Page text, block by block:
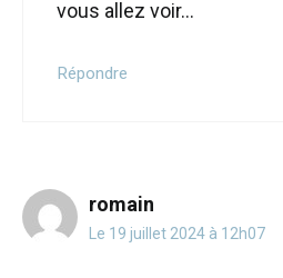
vous allez voir…
Répondre
romain
Le 19 juillet 2024 à 12h07